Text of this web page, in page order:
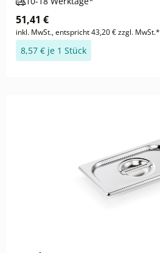
51,41 €
inkl. MwSt., entspricht 43,20 € zzgl. MwSt.*
8,57 € je 1 Stück